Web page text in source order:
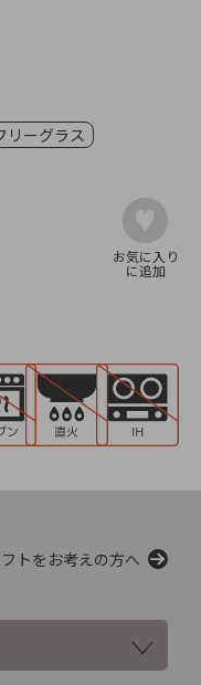
リーグラス
トをお考えの方へ